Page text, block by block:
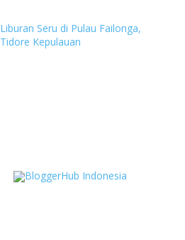
Liburan Seru di Pulau Failonga,
Tidore Kepulauan